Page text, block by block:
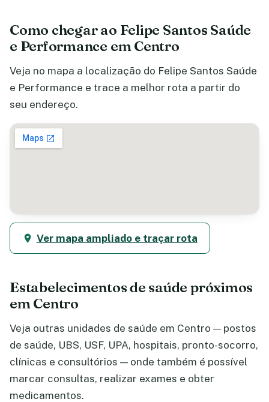
Como chegar ao Felipe Santos Saúde
e Performance em Centro
Veja no mapa a localização do Felipe Santos Saúde
e Performance e trace a melhor rota a partir do
seu endereço.
Ver mapa ampliado e traçar rota
Estabelecimentos de saúde próximos
em Centro
Veja outras unidades de saúde em Centro — postos
de saúde, UBS, USF, UPA, hospitais, pronto-socorro,
clínicas e consultórios — onde também é possível
marcar consultas, realizar exames e obter
medicamentos.